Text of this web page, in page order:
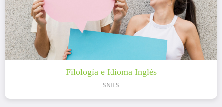
Filología e Idioma Inglés
SNIES